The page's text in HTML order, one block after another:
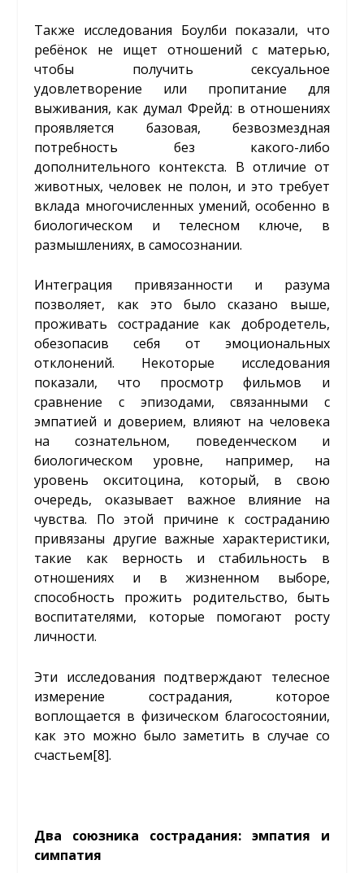
Также исследования Боулби показали, что
ребёнок не ищет отношений с матерью,
чтобы получить сексуальное
удовлетворение или пропитание для
выживания, как думал Фрейд: в отношениях
проявляется базовая, безвозмездная
потребность без какого-либо
дополнительного контекста. В отличие от
животных, человек не полон, и это требует
вклада многочисленных умений, особенно в
биологическом и телесном ключе, в
размышлениях, в самосознании.
Интеграция привязанности и разума
позволяет, как это было сказано выше,
проживать сострадание как добродетель,
обезопасив себя от эмоциональных
отклонений. Некоторые исследования
показали, что просмотр фильмов и
сравнение с эпизодами, связанными с
эмпатией и доверием, влияют на человека
на сознательном, поведенческом и
биологическом уровне, например, на
уровень окситоцина, который, в свою
очередь, оказывает важное влияние на
чувства. По этой причине к состраданию
привязаны другие важные характеристики,
такие как верность и стабильность в
отношениях и в жизненном выборе,
способность прожить родительство, быть
воспитателями, которые помогают росту
личности.
Эти исследования подтверждают телесное
измерение сострадания, которое
воплощается в физическом благосостоянии,
как это можно было заметить в случае со
счастьем[8].
Два союзника сострадания: эмпатия и
симпатия